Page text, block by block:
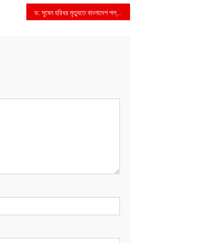
ড: সুষেন হরিধর মৃত্যুতে বাংলাদেশ পল্লী চিকিৎসক সমিতির সদস্যদের গভীর শোক প্রকাশ